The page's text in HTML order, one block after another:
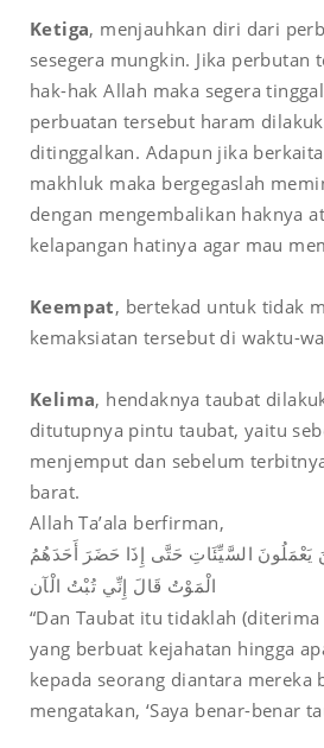
Ketiga, menjauhkan diri dari
sesegera mungkin. Jika perbutan
hak-hak Allah maka segera
perbuatan tersebut haram
ditinggalkan. Adapun jika
makhluk maka bergegaslah
dengan mengembalikan haknya
kelapangan hatinya agar mau
Keempat, bertekad untuk tidak
kemaksiatan tersebut di waktu-
Kelima, hendaknya taubat
ditutupnya pintu taubat, yaitu
menjemput dan sebelum
barat.
Allah Ta’ala berfirman,
يَعْمَلُونَ السَّيِّئَاتِ حَتَّى إِذَا حَضَرَ أَحَدَهُمُ
الْمَوْتُ قَالَ إِنِّي تُبْتُ الْآن
“Dan Taubat itu tidaklah
yang berbuat kejahatan hingga
kepada seorang diantara mereka
mengatakan, ‘Saya benar-benar